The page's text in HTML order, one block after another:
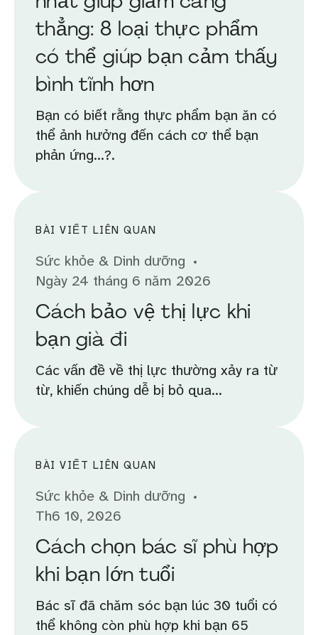
thẳng: 8 loại thực phẩm
có thể giúp bạn cảm thấy
bình tĩnh hơn
Bạn có biết rằng thực phẩm bạn ăn có
thể ảnh hưởng đến cách cơ thể bạn
phản ứng...?.
BÀI VIẾT LIÊN QUAN
Sức khỏe & Dinh dưỡng
Ngày 24 tháng 6 năm 2026
Cách bảo vệ thị lực khi
bạn già đi
Các vấn đề về thị lực thường xảy ra từ
từ, khiến chúng dễ bị bỏ qua...
BÀI VIẾT LIÊN QUAN
Sức khỏe & Dinh dưỡng
Th6 10, 2026
Cách chọn bác sĩ phù hợp
khi bạn lớn tuổi
Bác sĩ đã chăm sóc bạn lúc 30 tuổi có
thể không còn phù hợp khi bạn 65